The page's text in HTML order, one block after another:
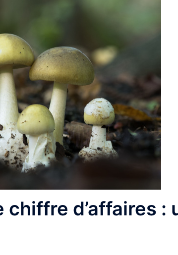
d’affaires :